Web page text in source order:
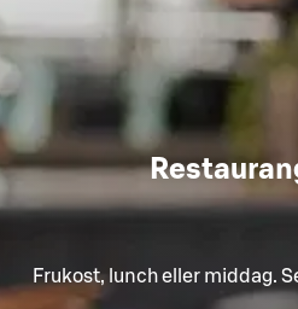
Frukost, lunch eller middag.